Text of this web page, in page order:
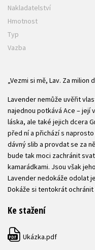
Nakladatelství
Hmotnost
Typ
Vazba
„Vezmi si mě, Lav. Za milion
Lavender nemůže uvěřit
najednou potkává Ace – její
láska, ale také jejich dcera
před ní a přichází s
dávný slib a provdat se za
bude tak moci zachránit
kamarádkami. Jsou však
Lavender nedokáže odolat
Dokáže si tentokrát
Ke stažení
PDF Ukázka.pdf